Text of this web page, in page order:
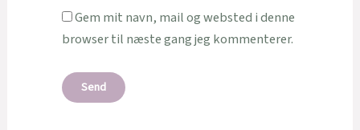
Gem mit navn, mail og websted i denne
browser til næste gang jeg kommenterer.